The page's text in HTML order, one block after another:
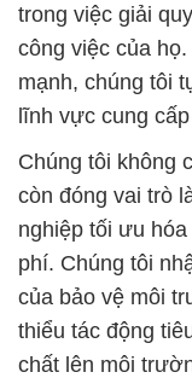
Chúng tôi không
còn đóng vai trò
nghiệp tối ưu
phí. Chúng tôi
của bảo vệ môi
thiểu tác động
chất lên môi
Công ty chúng
vào nghiên cứu
tôi luôn đứng đầu
và giải pháp hóa